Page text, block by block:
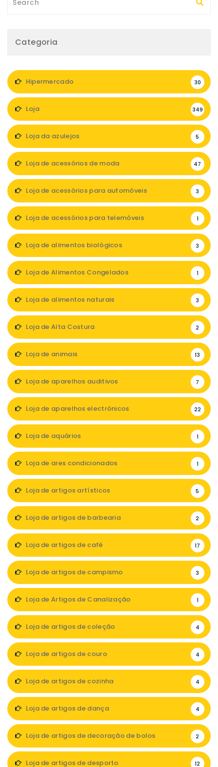
Categoria
Hipermercado 30
Loja 349
Loja da azulejos 5
Loja de acessórios de moda 47
Loja de acessórios para automóveis 3
Loja de acessórios para telemóveis 1
Loja de alimentos biológicos 3
Loja de Alimentos Congelados 1
Loja de alimentos naturais 3
Loja de Alta Costura 2
Loja de animais 13
Loja de aparelhos auditivos 7
Loja de aparelhos electrónicos 22
Loja de aquários 1
Loja de ares condicionados 1
Loja de artigos artísticos 5
Loja de artigos de barbearia 2
Loja de artigos de café 17
Loja de artigos de campismo 3
Loja de Artigos de Canalização 1
Loja de artigos de coleção 4
Loja de artigos de couro 4
Loja de artigos de cozinha 4
Loja de artigos de dança 4
Loja de artigos de decoração de bolos 2
Loja de artigos de desporto 12